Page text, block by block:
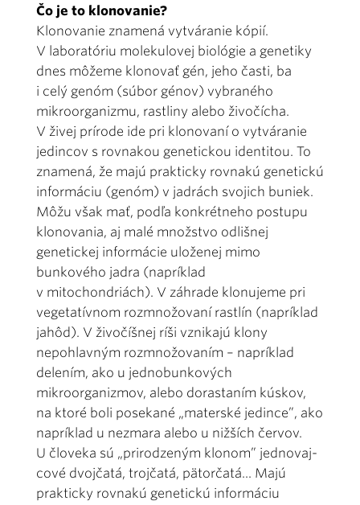
Čo je to klonovanie?
Klonovanie znamená vytváranie kópií.
V laboratóriu molekulovej biológie a genetiky
dnes môžeme klonovať gén, jeho časti, ba
i celý genóm (súbor génov) vybraného
mikroorganizmu, rastliny alebo živočícha.
V živej prírode ide pri klonovaní o vytváranie
jedincov s rovnakou genetickou identitou. To
znamená, že majú prakticky rovnakú genetickú
informáciu (genóm) v jadrách svojich buniek.
Môžu však mať, podľa konkrétneho postupu
klonovania, aj malé množstvo odlišnej
genetickej informácie uloženej mimo
bunkového jadra (napríklad
v mitochondriách). V záhrade klonujeme pri
vegetatívnom rozmnožovaní rastlín (napríklad
jahôd). V živočíšnej ríši vznikajú klony
nepohlavným rozmnožovaním – napríklad
delením, ako u jednobunkových
mikroorganizmov, alebo dorastaním kúskov,
na ktoré boli posekané „materské jedince”, ako
napríklad u nezmara alebo u nižších červov.
U človeka sú „prirodzeným klonom” jednovaj­
cové dvojčatá, trojčatá, pätorčatá... Majú
prakticky rovnakú genetickú informáciu